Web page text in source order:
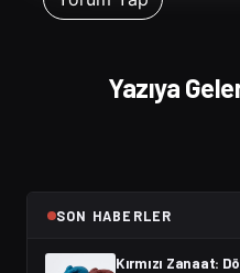
Yazıya
SON HABERLER
Kırmızı Zanaat: